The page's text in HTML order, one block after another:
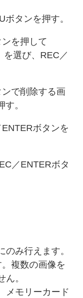
タンを押す。
を押して
を選び、REC／
で削除する画
。
ENTERボタンを
／ENTERボタ
み行えます。
複数の画像を
。
メモリーカード